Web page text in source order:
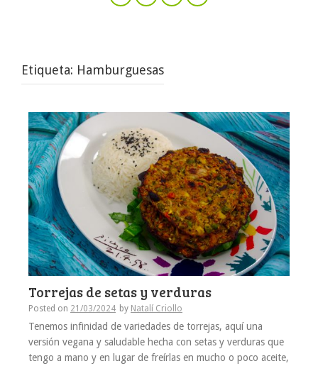
Etiqueta: Hamburguesas
Torrejas de setas y verduras
Posted on 21/03/2024 by Natalí Criollo
Tenemos infinidad de variedades de torrejas, aquí una
versión vegana y saludable hecha con setas y verduras que
tengo a mano y en lugar de freírlas en mucho o poco aceite,